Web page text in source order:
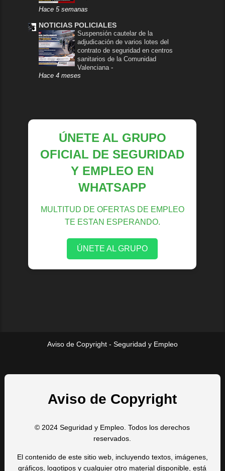
Hace 5 semanas
NOTICIAS POLICIALES
Suspensión cautelar de la
adjudicación de varios lotes del
contrato de seguridad en centros
sanitarios de la Comunidad
Valenciana-
Hace 4 meses
ÚNETE AL GRUPO
OFICIAL DE SEGURIDAD
Y EMPLEO EN
WHATSAPP
MULTITUD DE OFERTAS DE EMPLEO
TE ESTAN ESPERANDO.
ÚNETE AL GRUPO
Aviso de Copyright - Seguridad y Empleo
Aviso de Copyright
© 2024 Seguridad y Empleo. Todos los derechos
reservados.
El contenido de este sitio web, incluyendo textos, imágenes,
gráficos, logotipos y cualquier otro material disponible, está